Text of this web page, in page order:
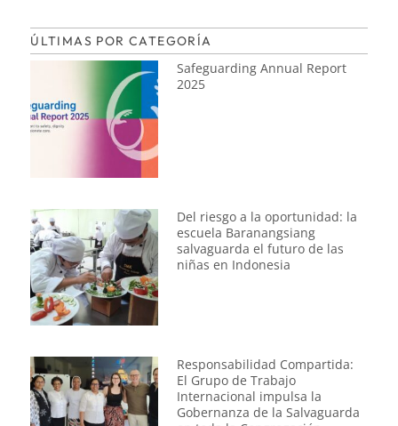
ÚLTIMAS POR CATEGORÍA
Safeguarding Annual Report
2025
Del riesgo a la oportunidad: la
escuela Baranangsiang
salvaguarda el futuro de las
niñas en Indonesia
Responsabilidad Compartida:
El Grupo de Trabajo
Internacional impulsa la
Gobernanza de la Salvaguarda